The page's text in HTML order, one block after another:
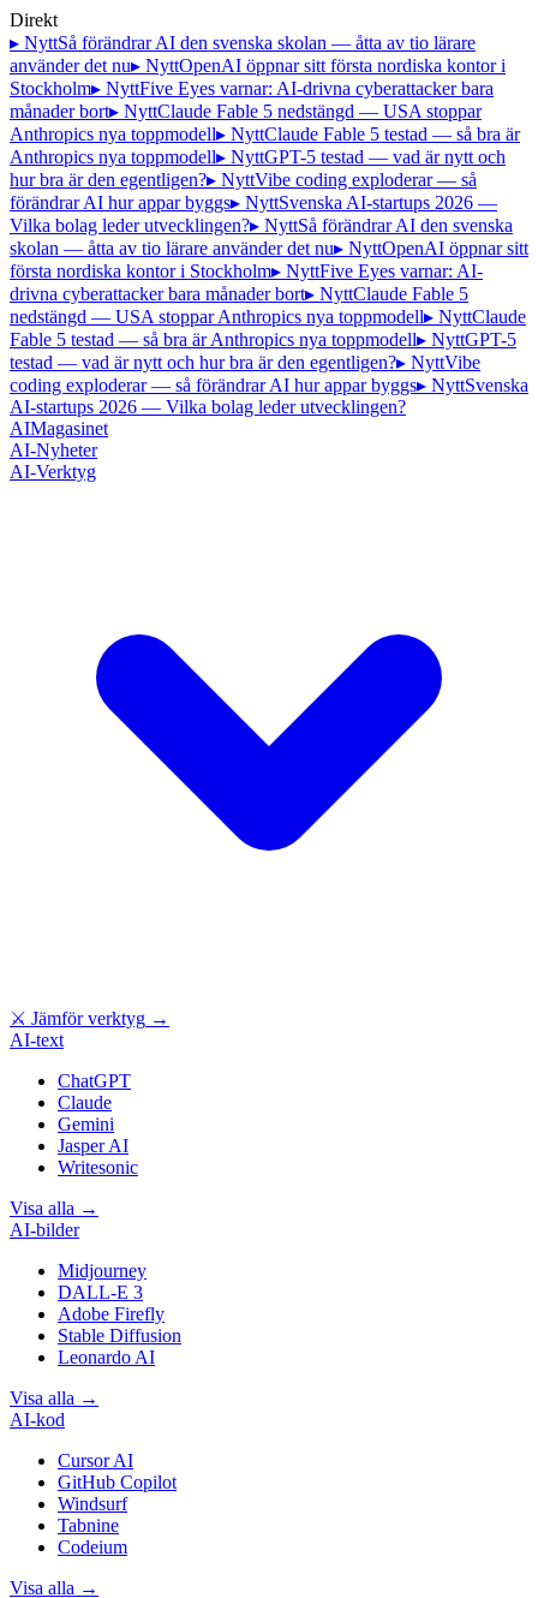
Direkt
▸ NyttSå förändrar AI den svenska skolan — åtta av tio lärare
använder det nu▸ NyttOpenAI öppnar sitt första nordiska kontor i
Stockholm▸ NyttFive Eyes varnar: AI-drivna cyberattacker bara
månader bort▸ NyttClaude Fable 5 nedstängd — USA stoppar
Anthropics nya toppmodell▸ NyttClaude Fable 5 testad — så bra är
Anthropics nya toppmodell▸ NyttGPT-5 testad — vad är nytt och
hur bra är den egentligen?▸ NyttVibe coding exploderar — så
förändrar AI hur appar byggs▸ NyttSvenska AI-startups 2026 —
Vilka bolag leder utvecklingen?▸ NyttSå förändrar AI den svenska
skolan — åtta av tio lärare använder det nu▸ NyttOpenAI öppnar sitt
första nordiska kontor i Stockholm▸ NyttFive Eyes varnar: AI-
drivna cyberattacker bara månader bort▸ NyttClaude Fable 5
nedstängd — USA stoppar Anthropics nya toppmodell▸ NyttClaude
Fable 5 testad — så bra är Anthropics nya toppmodell▸ NyttGPT-5
testad — vad är nytt och hur bra är den egentligen?▸ NyttVibe
coding exploderar — så förändrar AI hur appar byggs▸ NyttSvenska
AI-startups 2026 — Vilka bolag leder utvecklingen?
AIMagasinet
AI-Nyheter
AI-Verktyg
⚔ Jämför verktyg →
AI-text
ChatGPT
Claude
Gemini
Jasper AI
Writesonic
Visa alla →
AI-bilder
Midjourney
DALL-E 3
Adobe Firefly
Stable Diffusion
Leonardo AI
Visa alla →
AI-kod
Cursor AI
GitHub Copilot
Windsurf
Tabnine
Codeium
Visa alla →